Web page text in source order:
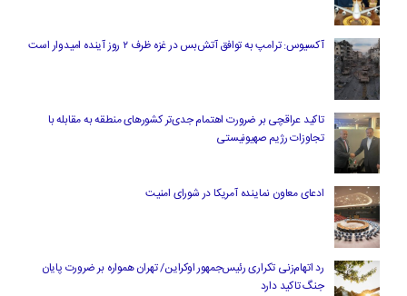
آکسیوس: ترامپ به توافق آتش‌بس در غزه ظرف ۲ روز آینده امیدوار است
تاکید عراقچی بر ضرورت اهتمام جدی‌تر کشورهای منطقه به مقابله با
تجاوزات رژیم صهیونیستی
ادعای معاون نماینده آمریکا در شورای امنیت
رد اتهام‌زنی تکراری رئیس‌جمهور اوکراین/ تهران همواره بر ضرورت پایان
جنگ تاکید دارد